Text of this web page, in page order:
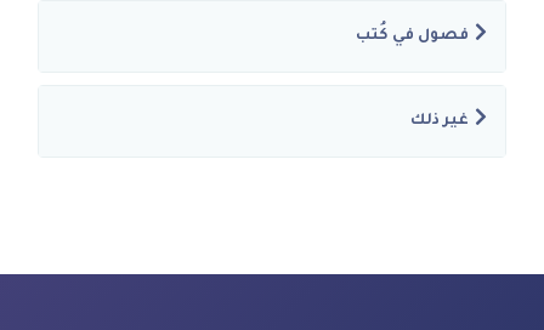
فصول في كُتب
غير ذلك